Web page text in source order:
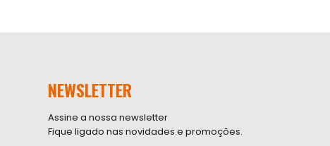
NEWSLETTER
Assine a nossa newsletter
Fique ligado nas novidades e promoções.